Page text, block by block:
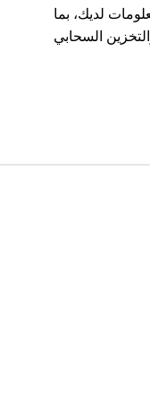
لديك، بما